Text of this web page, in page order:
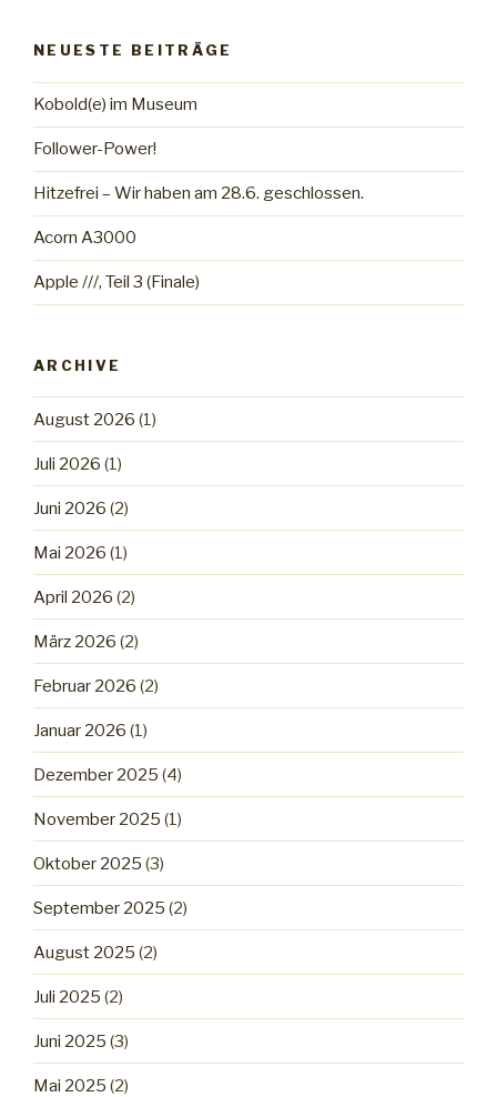
NEUESTE BEITRÄGE
Kobold(e) im Museum
Follower-Power!
Hitzefrei – Wir haben am 28.6. geschlossen.
Acorn A3000
Apple ///, Teil 3 (Finale)
ARCHIVE
August 2026 (1)
Juli 2026 (1)
Juni 2026 (2)
Mai 2026 (1)
April 2026 (2)
März 2026 (2)
Februar 2026 (2)
Januar 2026 (1)
Dezember 2025 (4)
November 2025 (1)
Oktober 2025 (3)
September 2025 (2)
August 2025 (2)
Juli 2025 (2)
Juni 2025 (3)
Mai 2025 (2)